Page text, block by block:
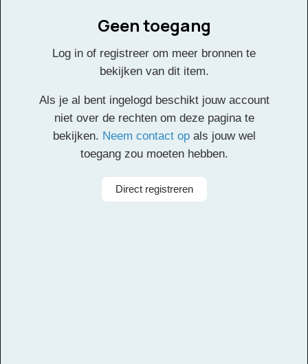
Koning Salami
Facebook
TwitterEmailPinterestLinkedIn
Delen
Geen toegang
Log in of registreer om meer bronnen te
bekijken van dit item.
Als je al bent ingelogd beschikt jouw account
niet over de rechten om deze pagina te
bekijken. Neem contact opals jouw wel
toegang zou moeten hebben.
Direct registreren
Alle rechten voorbehouden
Dirk Kokx, Filipa Pereira